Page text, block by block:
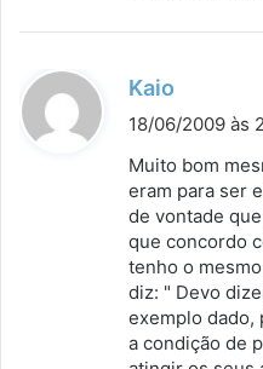
Kaio
i
s
e
:
18/06/2009 às
Muito bom
eram para ser
de vontade
que concordo
tenho o
diz: " Devo
exemplo dado,
a condição de